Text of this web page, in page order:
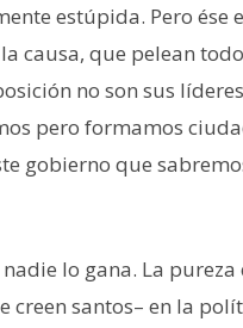
estúpida. Pero ése
causa, que pelean
no son sus
pero formamos
gobierno que
lo gana. La pureza
creen santos– en la